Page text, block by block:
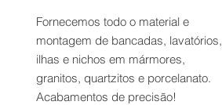
Fornecemos todo o material e
montagem de bancadas, lavatórios,
ilhas e nichos em mármores,
granitos, quartzitos e porcelanato.
Acabamentos de precisão!